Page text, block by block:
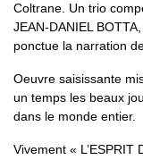
Coltrane. Un trio
JEAN-DANIEL
ponctue la narration
Oeuvre saisissante
un temps les beaux
dans le monde entier.
Vivement « L’ESPRIT